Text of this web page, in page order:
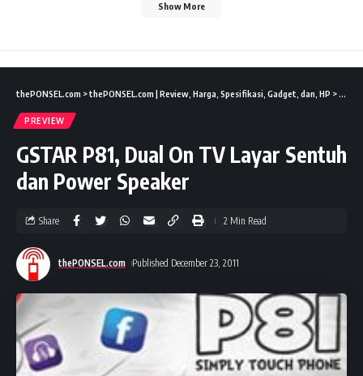
Show More
thePONSEL.com >thePONSEL.com | Review, Harga, Spesifikasi, Gadget, dan, HP >
PREVIEW
GSTAR P81, Dual On TV Layar Sentuh
dan Power Speaker
thePONSEL.com Published December 23, 2011
Share 2 Min Read